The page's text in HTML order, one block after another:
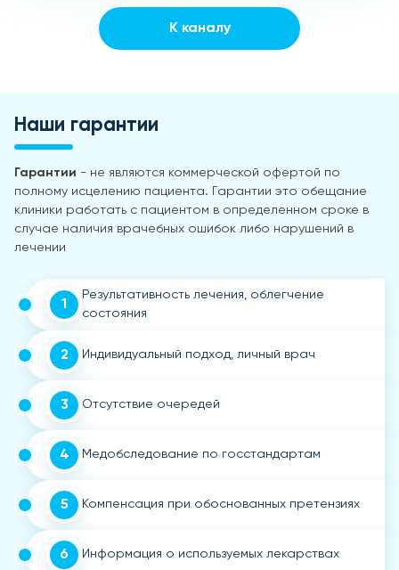
К каналу
Наши гарантии
Гарантии - не являются коммерческой офертой по
полному исцелению пациента. Гарантии это обещание
клиники работать с пациентом в определенном сроке в
случае наличия врачебных ошибок либо нарушений в
лечении
1
Результативность лечения, облегчение
состояния
2 Индивидуальный подход, личный врач
3 Отсутствие очередей
4 Медобследование по госстандартам
5 Компенсация при обоснованных претензиях
6 Информация о используемых лекарствах